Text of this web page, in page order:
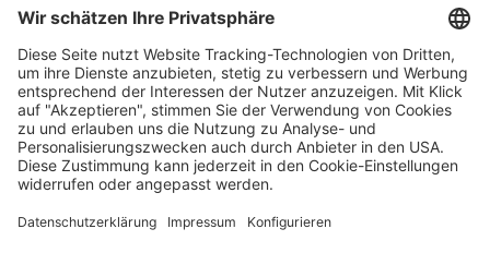
Messe
Mediathek
Blätterkatalog
Newsletter
Bedienungsanleitungen /
My-Manual
AGB
Garantie
Impressum
Datenschutz
Barrierefreiheitserklärung
Cookie-Einstellungen